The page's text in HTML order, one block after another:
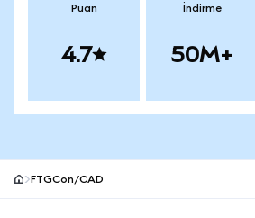
Puan
4.7
İndirme
50M+
FTGCon/CAD